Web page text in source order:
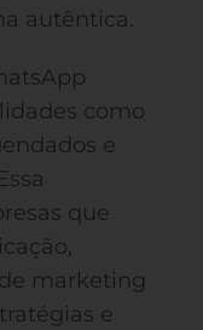
autêntica.
como
e
que
marketing
e